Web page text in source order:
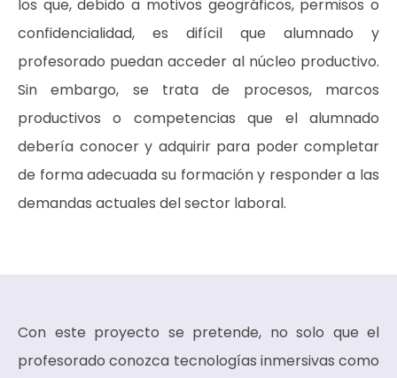
los que, debido a motivos geográficos, permisos o
confidencialidad, es difícil que alumnado y
profesorado puedan acceder al núcleo productivo.
Sin embargo, se trata de procesos, marcos
productivos o competencias que el alumnado
debería conocer y adquirir para poder completar
de forma adecuada su formación y responder a las
demandas actuales del sector laboral.
Con este proyecto se pretende, no solo que el
profesorado conozca tecnologías inmersivas como